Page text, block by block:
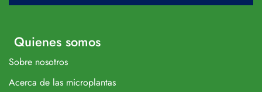
Quienes somos
Sobre nosotros
Acerca de las microplantas